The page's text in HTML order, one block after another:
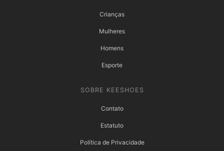
Crianças
Mulheres
Homens
Esporte
SOBRE KEESHOES
Contato
Estatuto
Política de Privacidade